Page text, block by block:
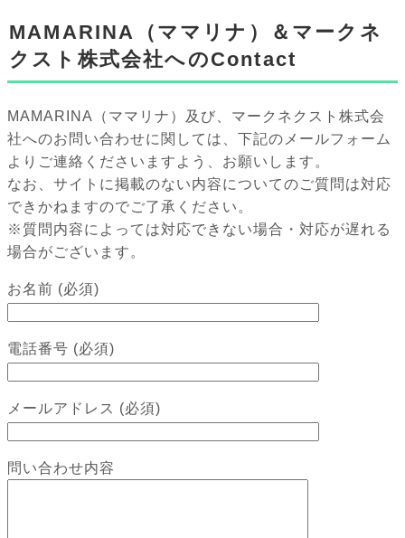
MAMARINA（ママリナ）＆マークネ
クスト株式会社へのContact
MAMARINA（ママリナ）及び、マークネクスト株式会
社へのお問い合わせに関しては、下記のメールフォーム
よりご連絡くださいますよう、お願いします。
なお、サイトに掲載のない内容についてのご質問は対応
できかねますのでご了承ください。
※質問内容によっては対応できない場合・対応が遅れる
場合がございます。
お名前 (必須)
電話番号 (必須)
メールアドレス (必須)
問い合わせ内容